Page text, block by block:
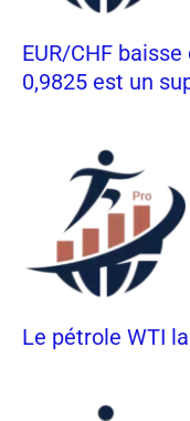
EUR/CHF
0,9825 est un
Le pétrole WTI